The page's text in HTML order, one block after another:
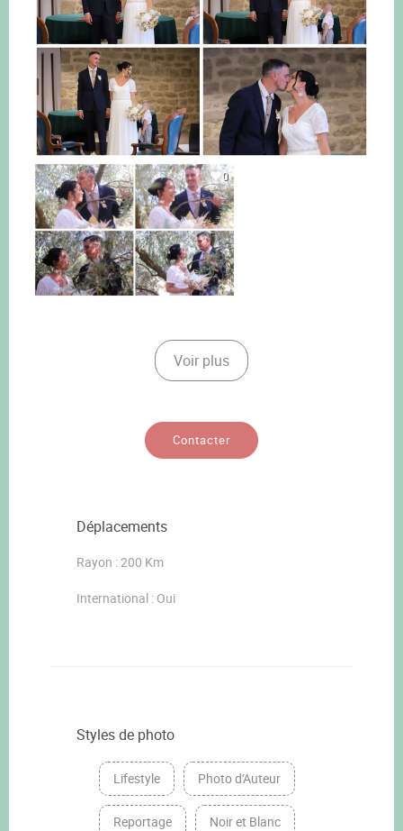
0
Voir plus
Contacter
Déplacements
Rayon : 200 Km
International : Oui
Styles de photo
Lifestyle Photo d'Auteur
Reportage Noir et Blanc